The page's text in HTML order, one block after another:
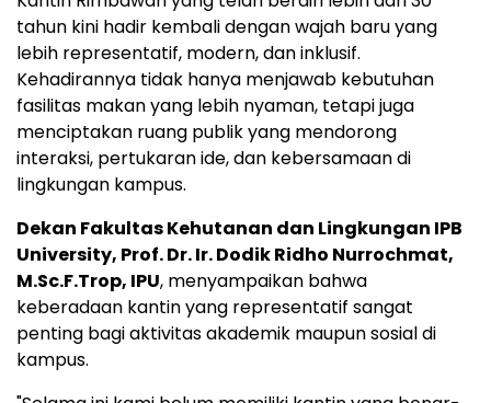
tahun kini hadir kembali dengan wajah baru yang
lebih representatif, modern, dan inklusif.
Kehadirannya tidak hanya menjawab kebutuhan
fasilitas makan yang lebih nyaman, tetapi juga
menciptakan ruang publik yang mendorong
interaksi, pertukaran ide, dan kebersamaan di
lingkungan kampus.
Dekan Fakultas Kehutanan dan Lingkungan IPB
University, Prof. Dr. Ir. Dodik Ridho Nurrochmat,
M.Sc.F.Trop, IPU, menyampaikan bahwa
keberadaan kantin yang representatif sangat
penting bagi aktivitas akademik maupun sosial di
kampus.